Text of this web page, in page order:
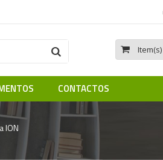
Item(s)
CONTACTOS
ION